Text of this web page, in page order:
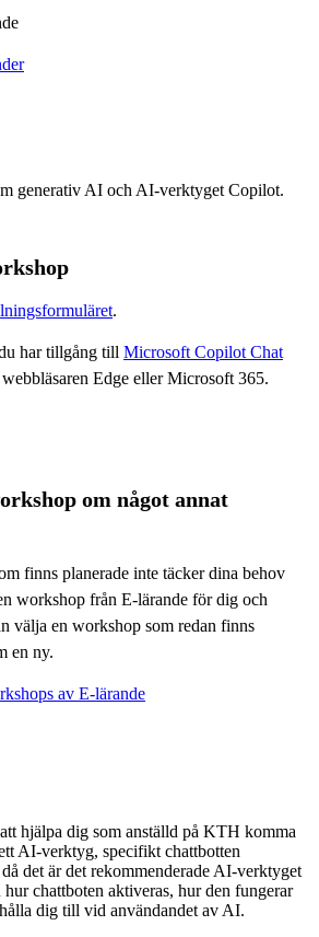
generativ AI och AI-verktyget Copilot.
.
har tillgång till Microsoft Copilot Chat
Edge eller Microsoft 365.
om något annat
finns planerade inte täcker dina behov
workshop från E-lärande för dig och
välja en workshop som redan finns
en ny.
av E-lärande
hjälpa dig som anställd på KTH komma
AI-verktyg, specifikt chattbotten
det är det rekommenderade AI-verktyget
chattboten aktiveras, hur den fungerar
dig till vid användandet av AI.